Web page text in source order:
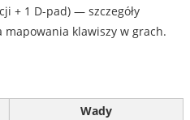
+ 1 D-pad) — szczegóły
klawiszy w grach.
Wady